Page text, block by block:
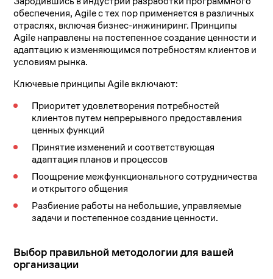
обеспечения, Agile с тех пор применяется в различных
отраслях, включая бизнес-инжиниринг. Принципы
Agile направлены на постепенное создание ценности и
адаптацию к изменяющимся потребностям клиентов и
условиям рынка.
Ключевые принципы Agile включают:
Приоритет удовлетворения потребностей
клиентов путем непрерывного предоставления
ценных функций
Принятие изменений и соответствующая
адаптация планов и процессов
Поощрение межфункционального сотрудничества
и открытого общения
Разбиение работы на небольшие, управляемые
задачи и постепенное создание ценности.
Выбор правильной методологии для вашей
организации